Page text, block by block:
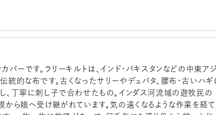
バーです。ラリーキルトは、インド・パキスタンなどの中東ア
統的な布です。古くなったサリーやデュパタ、腰布・古いハギ
、丁寧に刺し子で合わせたもの。インダス河流域の遊牧民の
から娘へ受け継がれています。気の遠くなるような作業を経て